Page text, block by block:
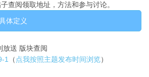
查阅领取地址，方法和参与讨论。
体定义
放送 版块查阅
1
（ 点我按照主题发布时间浏览）